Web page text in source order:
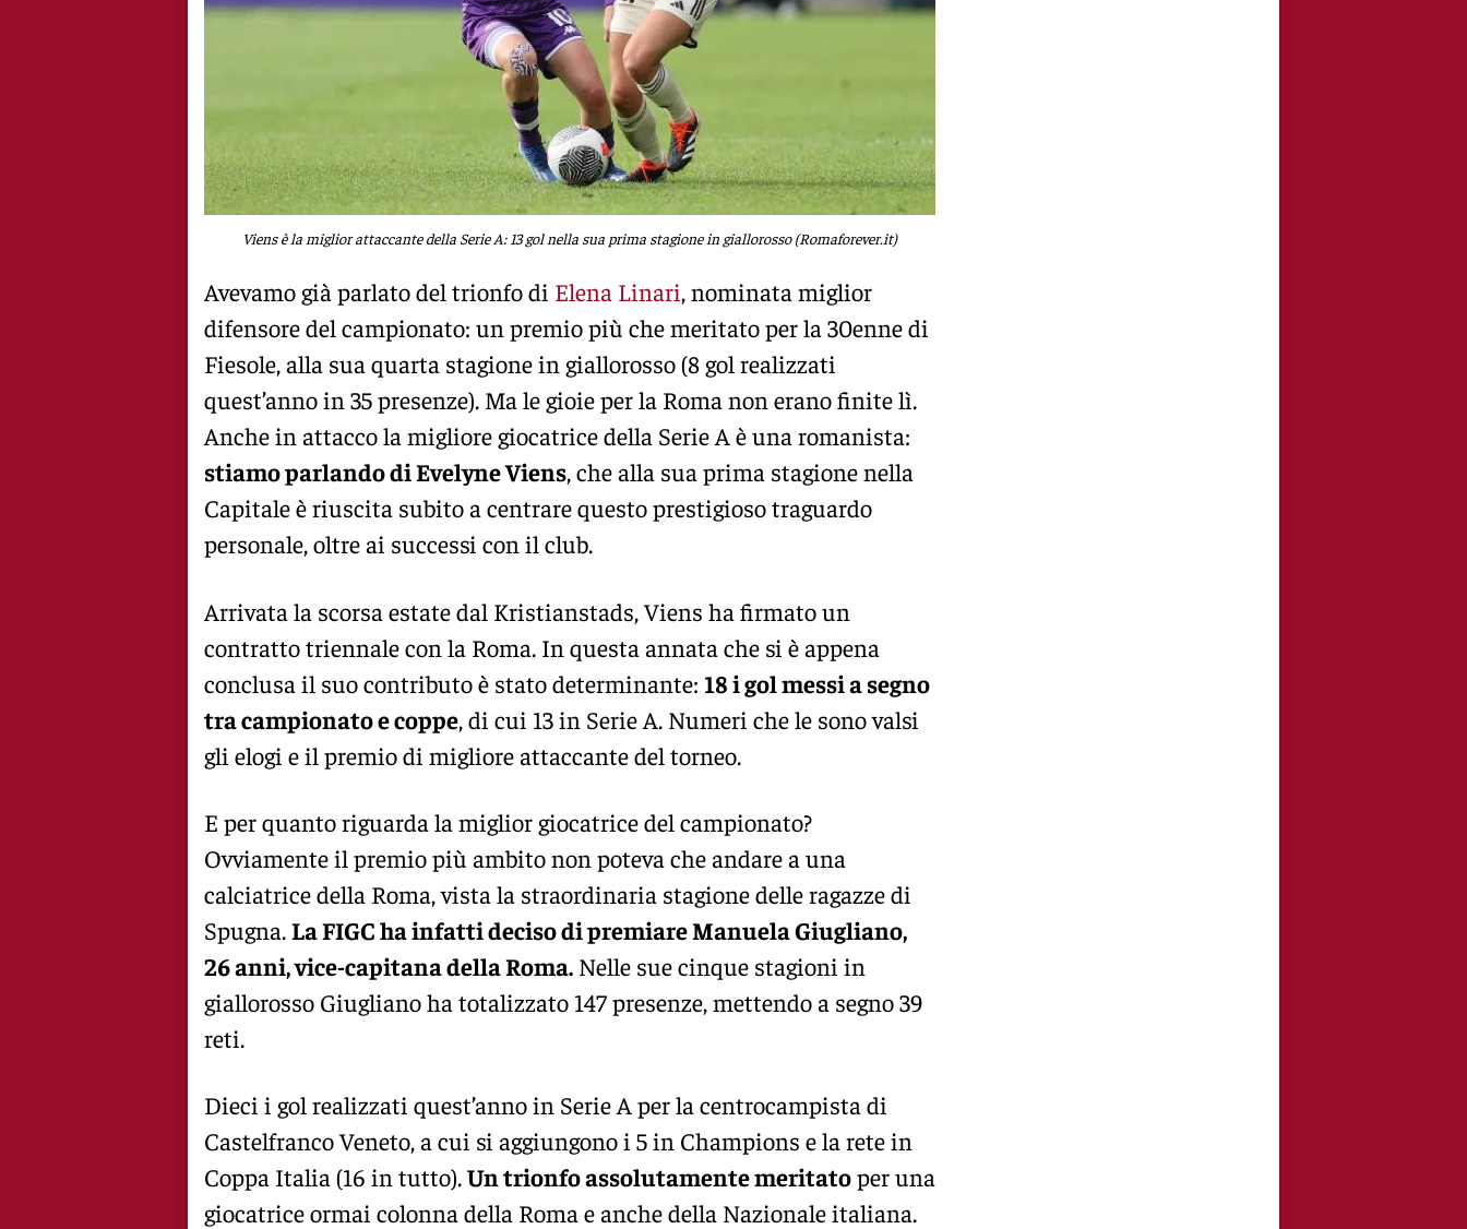
Viens è la miglior attaccante della Serie A: 13 gol nella sua prima stagione in giallorosso (Romaforever.it)
Avevamo già parlato del trionfo di Elena Linari, nominata miglior
difensore del campionato: un premio più che meritato per la 30enne di
Fiesole, alla sua quarta stagione in giallorosso (8 gol realizzati
quest’anno in 35 presenze). Ma le gioie per la Roma non erano finite lì.
Anche in attacco la migliore giocatrice della Serie A è una romanista:
stiamo parlando di Evelyne Viens, che alla sua prima stagione nella
Capitale è riuscita subito a centrare questo prestigioso traguardo
personale, oltre ai successi con il club.
Arrivata la scorsa estate dal Kristianstads, Viens ha firmato un
contratto triennale con la Roma. In questa annata che si è appena
conclusa il suo contributo è stato determinante: 18 i gol messi a segno
tra campionato e coppe, di cui 13 in Serie A. Numeri che le sono valsi
gli elogi e il premio di migliore attaccante del torneo.
E per quanto riguarda la miglior giocatrice del campionato?
Ovviamente il premio più ambito non poteva che andare a una
calciatrice della Roma, vista la straordinaria stagione delle ragazze di
Spugna.La FIGC ha infatti deciso di premiare Manuela Giugliano,
26 anni, vice-capitana della Roma. Nelle sue cinque stagioni in
giallorosso Giugliano ha totalizzato 147 presenze, mettendo a segno 39
reti.
Dieci i gol realizzati quest’anno in Serie A per la centrocampista di
Castelfranco Veneto, a cui si aggiungono i 5 in Champions e la rete in
Coppa Italia (16 in tutto).Un trionfo assolutamente meritatoper una
giocatrice ormai colonna della Roma e anche della Nazionale italiana.